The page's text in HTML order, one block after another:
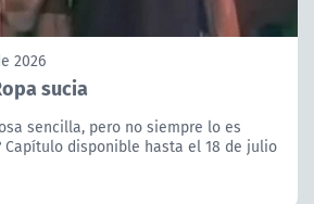
2026
sucia
sencilla, pero no siempre lo es
Capítulo disponible hasta el 18 de julio